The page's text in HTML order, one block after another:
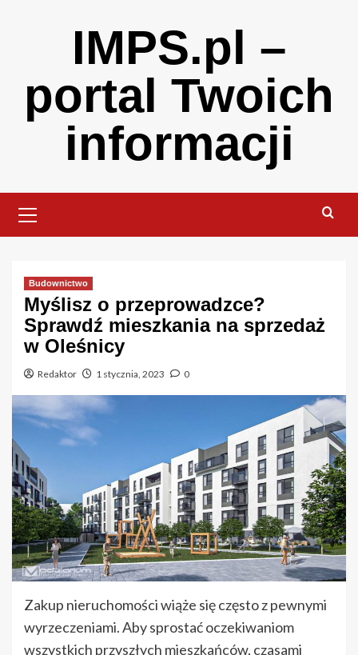
IMPS.pl –
portal Twoich
informacji
Menu
Budownictwo
Myślisz o przeprowadzce?
Sprawdź mieszkania na sprzedaż
w Oleśnicy
Redaktor 1 stycznia, 2023 0
Zakup nieruchomości wiąże się często z pewnymi
wyrzeczeniami. Aby sprostać oczekiwaniom
wszystkich przyszłych mieszkańców, czasami